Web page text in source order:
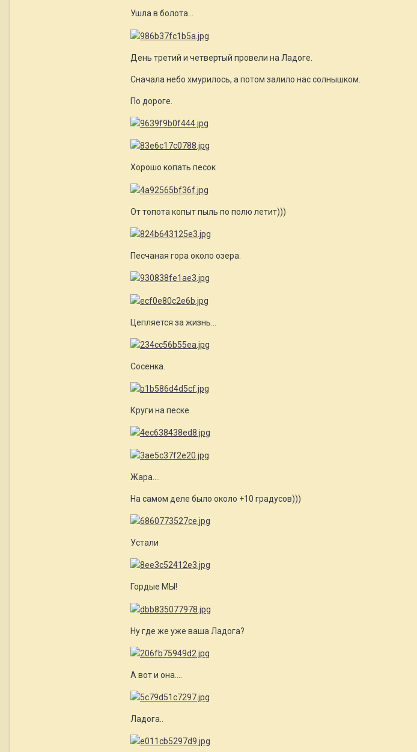
Ушла в болота...
День третий и четвертый провели на Ладоге.
Сначала небо хмурилось, а потом залило нас солнышком.
По дороге.
Хорошо копать песок
От топота копыт пыль по полю летит)))
Песчаная гора около озера.
Цепляется за жизнь...
Сосенка.
Круги на песке.
Жара....
На самом деле было около +10 градусов)))
Устали
Гордые МЫ!
Ну где же уже ваша Ладога?
А вот и она....
Ладога..